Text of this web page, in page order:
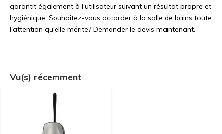
garantit également à l'utilisateur suivant un résultat propre et
hygiénique. Souhaitez-vous accorder à la salle de bains toute
l'attention qu'elle mérite? Demander le devis maintenant.
Vu(s) récemment